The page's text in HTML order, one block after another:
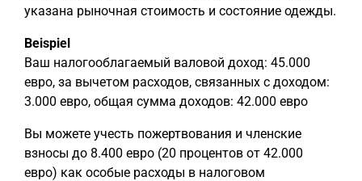
указана рыночная стоимость и состояние одежды.
Beispiel
Ваш налогооблагаемый валовой доход: 45.000
евро, за вычетом расходов, связанных с доходом:
3.000 евро, общая сумма доходов: 42.000 евро
Вы можете учесть пожертвования и членские
взносы до 8.400 евро (20 процентов от 42.000
евро) как особые расходы в налоговом